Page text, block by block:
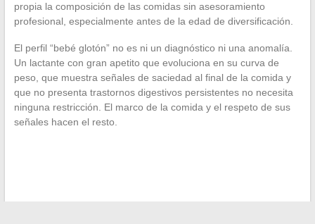
propia la composición de las comidas sin asesoramiento
profesional, especialmente antes de la edad de diversificación.
El perfil “bebé glotón” no es ni un diagnóstico ni una anomalía.
Un lactante con gran apetito que evoluciona en su curva de
peso, que muestra señales de saciedad al final de la comida y
que no presenta trastornos digestivos persistentes no necesita
ninguna restricción. El marco de la comida y el respeto de sus
señales hacen el resto.